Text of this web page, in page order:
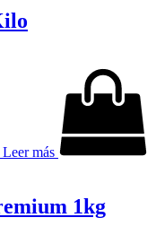
Leer más
1kg